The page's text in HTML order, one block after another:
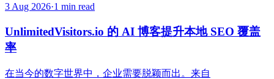
3 Aug 2026·1 min read
UnlimitedVisitors.io 的 AI 博客提升本地 SEO 覆盖
率
在当今的数字世界中，企业需要脱颖而出。来自